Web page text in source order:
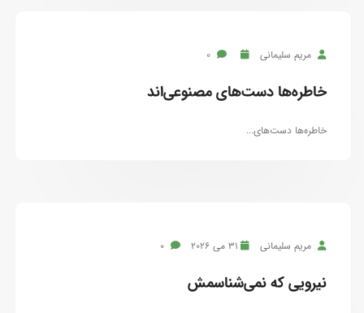
مریم سلیمانی
خاطره‌ها دست‌های مصنوعی‌اند
خاطره‌ها دست‌های...
مریم سلیمانی 31 می 2026
نیرویی که نمی‌شناسمش